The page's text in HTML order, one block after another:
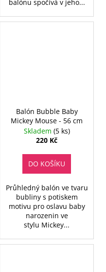
balónu spočívá v jeho...
Balón Bubble Baby
Mickey Mouse - 56 cm
Skladem (5 ks)
220 Kč
DO KOŠÍKU
Průhledný balón ve tvaru
bubliny s potiskem
motivu pro oslavu baby
narozenin ve
stylu Mickey...